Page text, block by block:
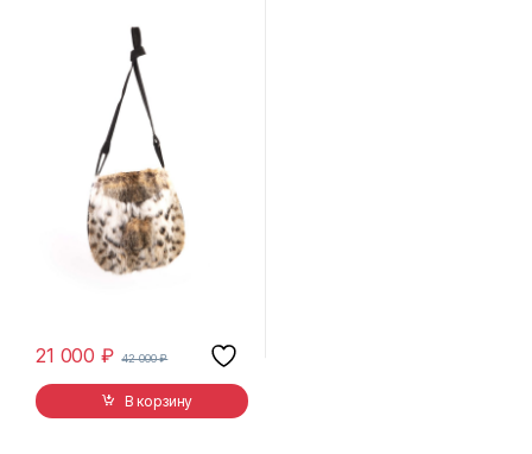
21 000₽ 42 000₽
В корзину